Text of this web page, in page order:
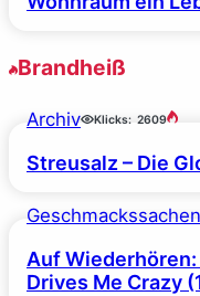
Brandheiß
Archiv Klicks: 2609
Streusalz – Die
Geschmackssachen
Auf Wiederhören:
Drives Me Crazy